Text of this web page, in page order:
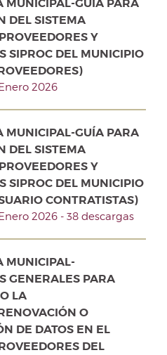
MUNICIPAL-GUÍA PARA
DEL SISTEMA
Y
SIPROC DEL MUNICIPIO
2026
MUNICIPAL-GUÍA PARA
DEL SISTEMA
Y
SIPROC DEL MUNICIPIO
CONTRATISTAS)
2026 - 38 descargas
MUNICIPAL-
GENERALES PARA
LA
O
DE DATOS EN EL
DEL